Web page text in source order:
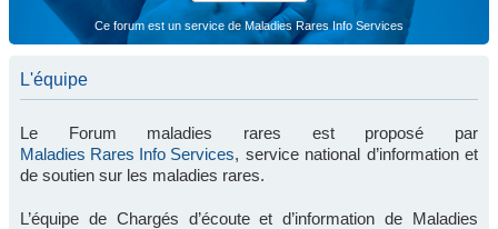
Ce forum est un service de Maladies Rares Info Services
L'équipe
Le Forum maladies rares est proposé par
Maladies Rares Info Services, service national d’information et
de soutien sur les maladies rares.
L’équipe de Chargés d’écoute et d’information de Maladies